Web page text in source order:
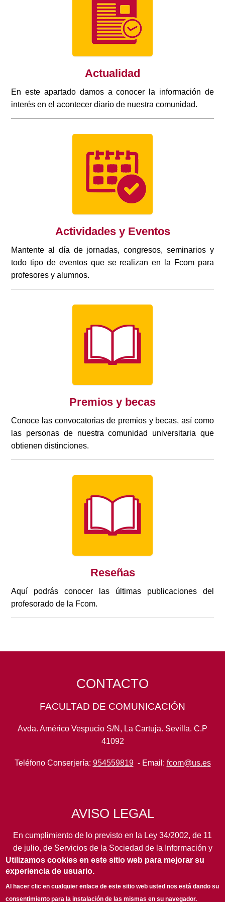
Actualidad
En este apartado damos a conocer la información de
interés en el acontecer diario de nuestra comunidad.
Actividades y Eventos
Mantente al día de jornadas, congresos, seminarios y
todo tipo de eventos que se realizan en la Fcom para
profesores y alumnos.
Premios y becas
Conoce las convocatorias de premios y becas, así como
las personas de nuestra comunidad universitaria que
obtienen distinciones.
Reseñas
Aquí podrás conocer las últimas publicaciones del
profesorado de la Fcom.
CONTACTO
FACULTAD DE COMUNICACIÓN
Avda. Américo Vespucio S/N, La Cartuja. Sevilla. C.P
41092
Teléfono Conserjería: 954559819- Email: fcom@us.es
AVISO LEGAL
En cumplimiento de lo previsto en la Ley 34/2002, de 11
de julio, de Servicios de la Sociedad de la Información y
de Comercio Electrónico, así como en otras normas de
legal aplicación, se pone en conocimiento de los
usuarios de este portal de laUniversidad de Sevillalos
siguientes datos de información general...leer más
Utilizamos cookies en este sitio web para mejorar su
experiencia de usuario.
Al hacer clic en cualquier enlace de este sitio web usted nos está dando su
consentimiento para la instalación de las mismas en su navegador.